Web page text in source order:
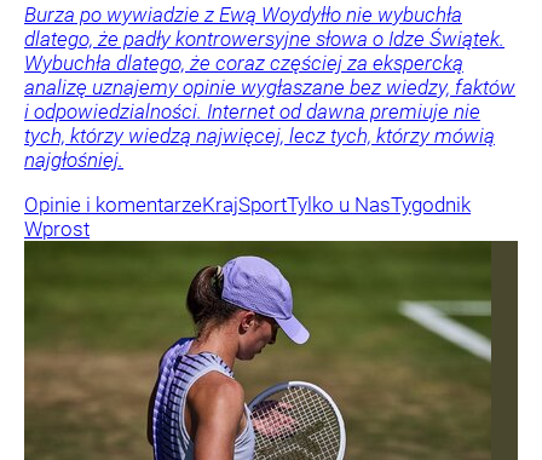
Burza po wywiadzie z Ewą Woydyłło nie wybuchła
dlatego, że padły kontrowersyjne słowa o Idze Świątek.
Wybuchła dlatego, że coraz częściej za ekspercką
analizę uznajemy opinie wygłaszane bez wiedzy, faktów
i odpowiedzialności. Internet od dawna premiuje nie
tych, którzy wiedzą najwięcej, lecz tych, którzy mówią
najgłośniej.
Opinie i komentarzeKrajSportTylko u NasTygodnik
Wprost